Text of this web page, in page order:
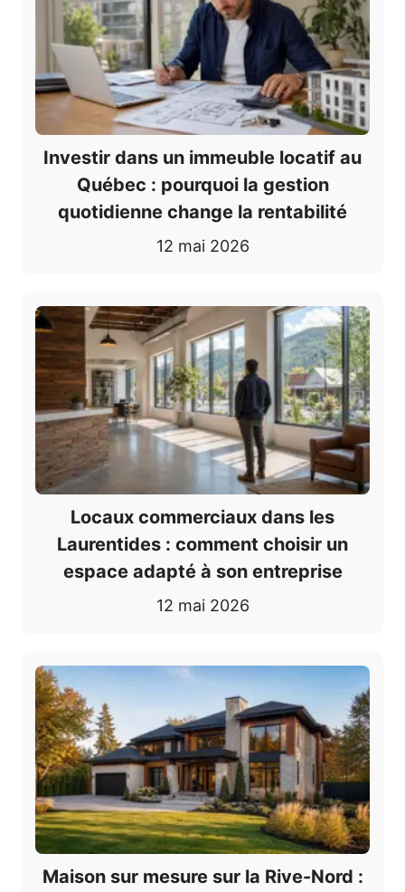
Investir dans un immeuble locatif au
Québec : pourquoi la gestion
quotidienne change la rentabilité
12 mai 2026
Locaux commerciaux dans les
Laurentides : comment choisir un
espace adapté à son entreprise
12 mai 2026
Maison sur mesure sur la Rive-Nord :